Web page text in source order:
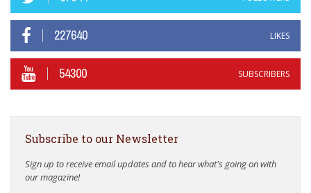
227640 LIKES
54300 SUBSCRIBERS
Subscribe to our Newsletter
Sign up to receive email updates and to hear what's going on with
our magazine!